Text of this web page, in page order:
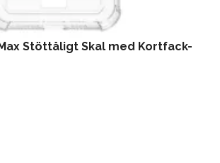
Stöttåligt Skal med Kortfack-